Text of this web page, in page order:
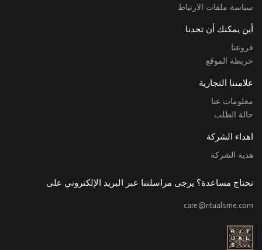
سياسة ملفات الارتباط
أين يمكنك أن تجدنا
فروعنا
خريطة الموقع
علامتنا التجارية
معلومات عنا
حالة الطلب
اهداء الشركة
هدية الشركة
تحتاج مساعدة؟ يرجى مراسلتنا عبر البريد الإلكتروني على
care@ritualsme.com